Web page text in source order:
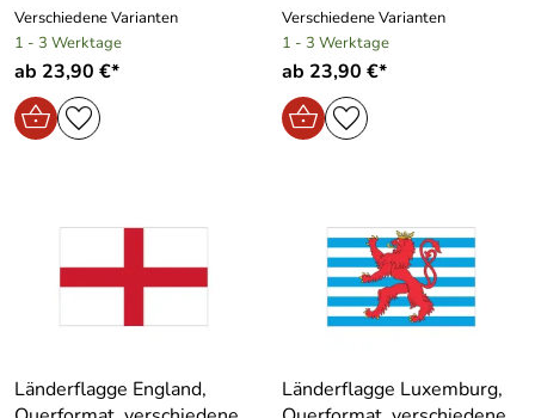
Verschiedene Varianten
1 - 3 Werktage
ab 23,90 €*
Verschiedene Varianten
1 - 3 Werktage
ab 23,90 €*
Länderflagge England,
Länderflagge Luxemburg,